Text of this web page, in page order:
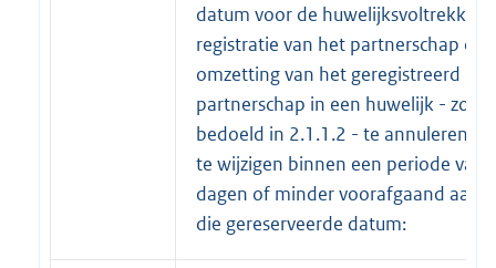
datum voor de huwelijksvoltrekking,
registratie van het partnerschap of
omzetting van het geregistreerd
partnerschap in een huwelijk - zoals
bedoeld in 2.1.1.2 - te annuleren of
te wijzigen binnen een periode van
dagen of minder voorafgaand aan
die gereserveerde datum: